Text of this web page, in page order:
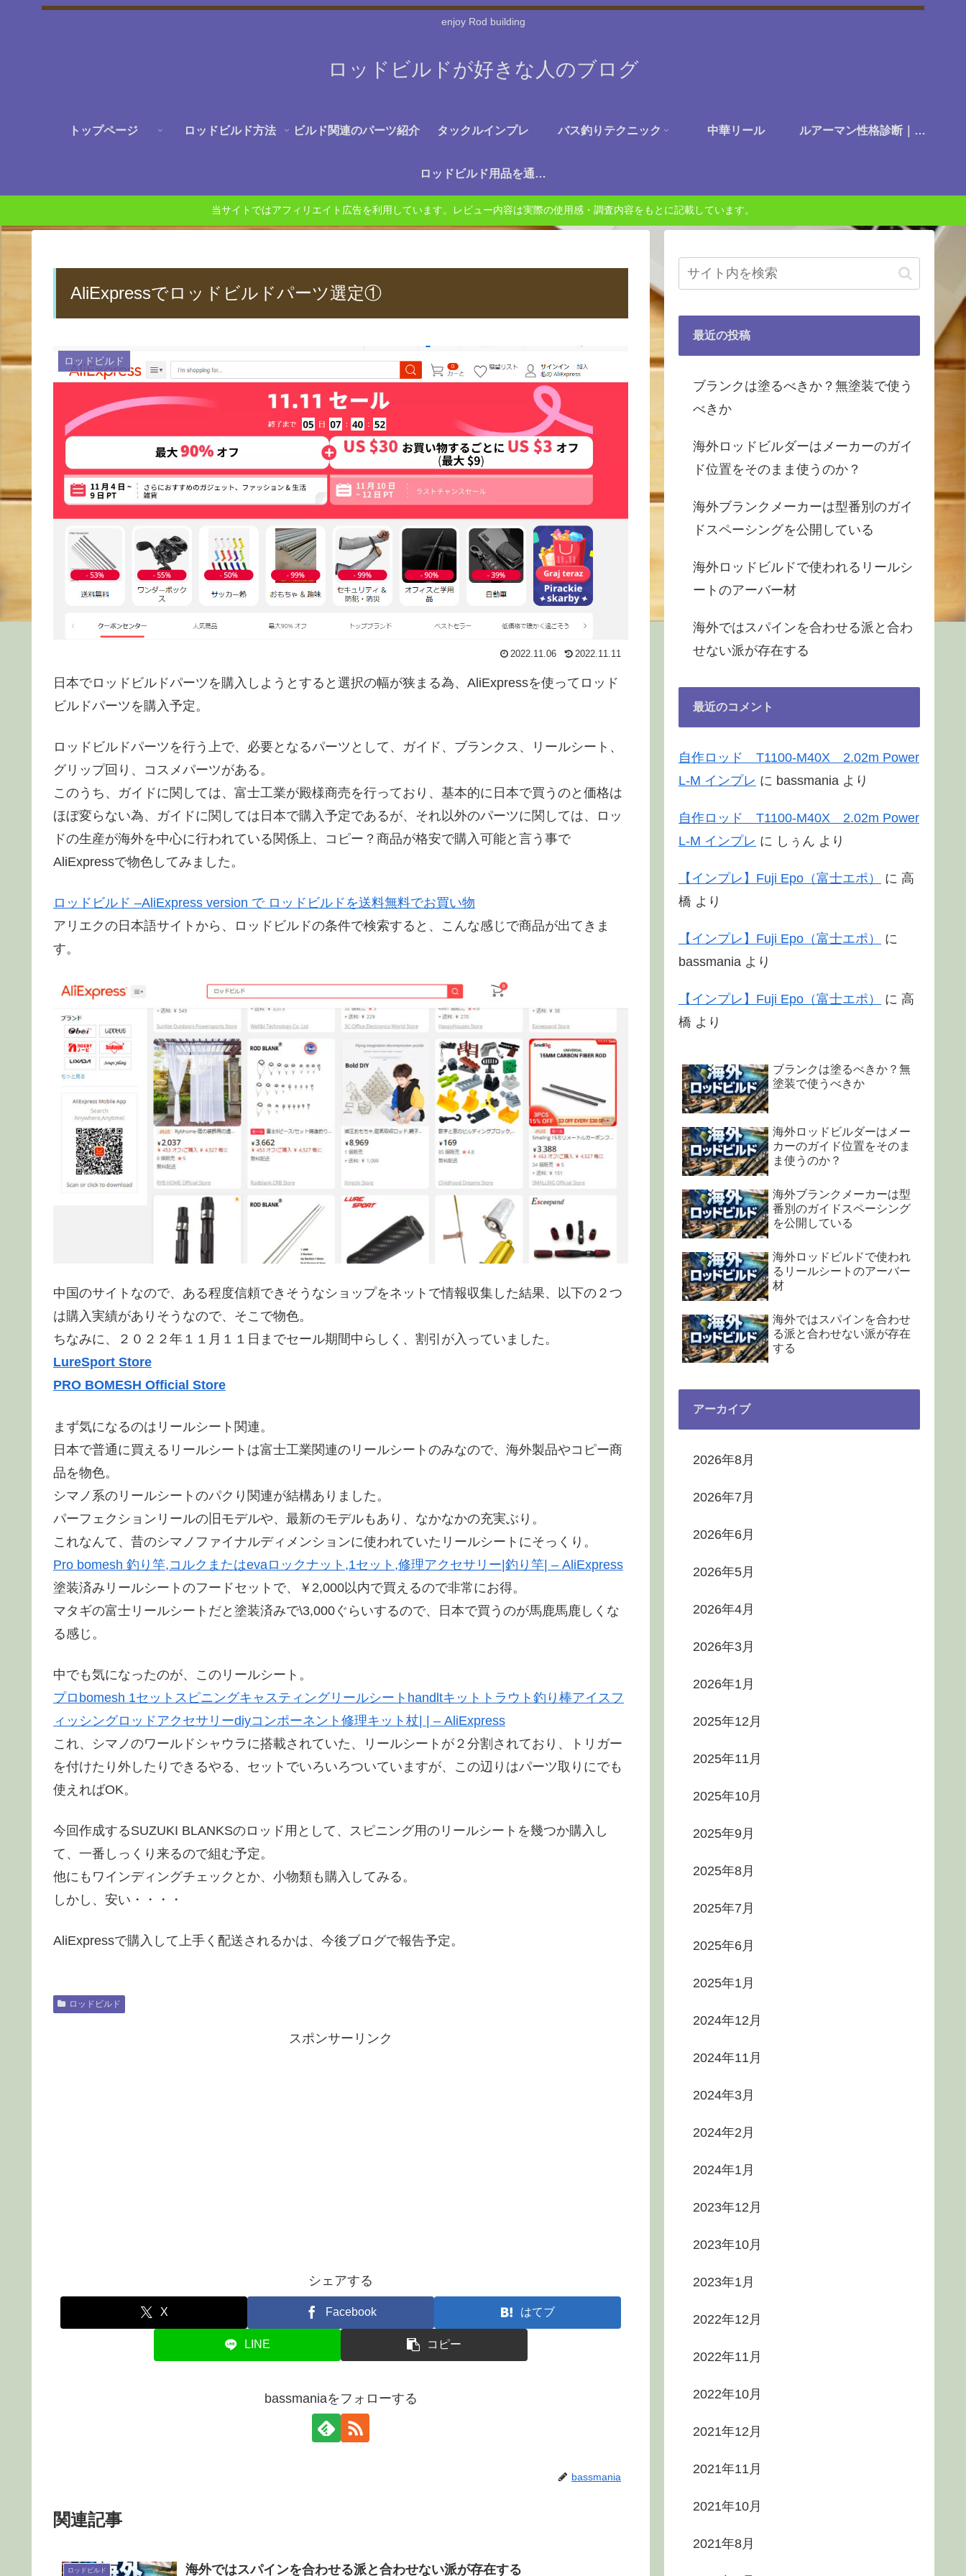
enjoy Rod building
ロッドビルドが好きな人のブログ
トップページ ロッドビルド方法 ビルド関連のパーツ紹介 タックルインプレ バス釣りテクニック 中華リール ルアーマン性格診断｜あなたは何に楽しさを感じる釣り人か？
ロッドビルド用品を通販で探す
当サイトではアフィリエイト広告を利用しています。レビュー内容は実際の使用感・調査内容をもとに記載しています。
AliExpressでロッドビルドパーツ選定①
ロッドビルド
2022.11.06 2022.11.11
日本でロッドビルドパーツを購入しようとすると選択の幅が狭まる為、AliExpressを使ってロッド
ビルドパーツを購入予定。
ロッドビルドパーツを行う上で、必要となるパーツとして、ガイド、ブランクス、リールシート、
グリップ回り、コスメパーツがある。
このうち、ガイドに関しては、富士工業が殿様商売を行っており、基本的に日本で買うのと価格は
ほぼ変らない為、ガイドに関しては日本で購入予定であるが、それ以外のパーツに関しては、ロッ
ドの生産が海外を中心に行われている関係上、コピー？商品が格安で購入可能と言う事で
AliExpressで物色してみました。
ロッドビルド –AliExpress version で ロッドビルドを送料無料でお買い物
アリエクの日本語サイトから、ロッドビルドの条件で検索すると、こんな感じで商品が出てきま
す。
中国のサイトなので、ある程度信頼できそうなショップをネットで情報収集した結果、以下の２つ
は購入実績がありそうなので、そこで物色。
ちなみに、２０２２年１１月１１日までセール期間中らしく、割引が入っていました。
LureSport Store
PRO BOMESH Official Store
まず気になるのはリールシート関連。
日本で普通に買えるリールシートは富士工業関連のリールシートのみなので、海外製品やコピー商
品を物色。
シマノ系のリールシートのパクり関連が結構ありました。
パーフェクションリールの旧モデルや、最新のモデルもあり、なかなかの充実ぶり。
これなんて、昔のシマノファイナルディメンションに使われていたリールシートにそっくり。
Pro bomesh 釣り竿,コルクまたはevaロックナット,1セット,修理アクセサリー|釣り竿| – AliExpress
塗装済みリールシートのフードセットで、￥2,000以内で買えるので非常にお得。
マタギの富士リールシートだと塗装済みで\3,000ぐらいするので、日本で買うのが馬鹿馬鹿しくな
る感じ。
中でも気になったのが、このリールシート。
プロbomesh 1セットスピニングキャスティングリールシートhandltキットトラウト釣り棒アイスフ
ィッシングロッドアクセサリーdiyコンポーネント修理キット杖| | – AliExpress
これ、シマノのワールドシャウラに搭載されていた、リールシートが２分割されており、トリガー
を付けたり外したりできるやる、セットでいろいろついていますが、この辺りはパーツ取りにでも
使えればOK。
今回作成するSUZUKI BLANKSのロッド用として、スピニング用のリールシートを幾つか購入し
て、一番しっくり来るので組む予定。
他にもワインディングチェックとか、小物類も購入してみる。
しかし、安い・・・・
AliExpressで購入して上手く配送されるかは、今後ブログで報告予定。
ロッドビルド
スポンサーリンク
シェアする
X Facebook はてブ
LINE コピー
bassmaniaをフォローする
bassmania
関連記事
ロッドビルド 海外ではスパインを合わせる派と合わせない派が存在する
最近の投稿
ブランクは塗るべきか？無塗装で使う
べきか
海外ロッドビルダーはメーカーのガイ
ド位置をそのまま使うのか？
海外ブランクメーカーは型番別のガイ
ドスペーシングを公開している
海外ロッドビルドで使われるリールシ
ートのアーバー材
海外ではスパインを合わせる派と合わ
せない派が存在する
最近のコメント
自作ロッド T1100-M40X 2.02m Power
L-M インプレ に bassmania より
自作ロッド T1100-M40X 2.02m Power
L-M インプレ に しぅん より
【インプレ】Fuji Epo（富士エポ） に 高
橋 より
【インプレ】Fuji Epo（富士エポ）
に
bassmania より
【インプレ】Fuji Epo（富士エポ） に 高
橋 より
ブランクは塗るべきか？無
塗装で使うべきか
海外ロッドビルダーはメー
カーのガイド位置をそのま
ま使うのか？
海外ブランクメーカーは型
番別のガイドスペーシング
を公開している
海外ロッドビルドで使われ
るリールシートのアーバー
材
海外ではスパインを合わせ
る派と合わせない派が存在
する
アーカイブ
2026年8月
2026年7月
2026年6月
2026年5月
2026年4月
2026年3月
2026年1月
2025年12月
2025年11月
2025年10月
2025年9月
2025年8月
2025年7月
2025年6月
2025年1月
2024年12月
2024年11月
2024年3月
2024年2月
2024年1月
2023年12月
2023年10月
2023年1月
2022年12月
2022年11月
2022年10月
2021年12月
2021年11月
2021年10月
2021年8月